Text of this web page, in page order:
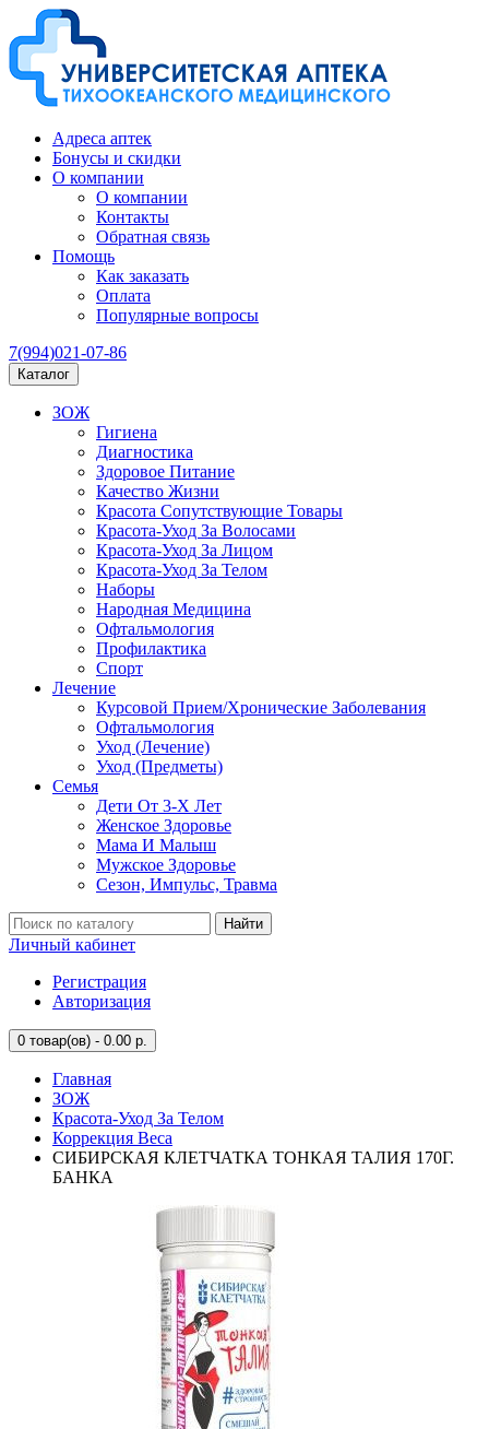
Адреса аптек
Бонусы и скидки
О компании
О компании
Контакты
Обратная связь
Помощь
Как заказать
Оплата
Популярные вопросы
7(994)021-07-86
Каталог
ЗОЖ
Гигиена
Диагностика
Здоровое Питание
Качество Жизни
Красота Сопутствующие Товары
Красота-Уход За Волосами
Красота-Уход За Лицом
Красота-Уход За Телом
Наборы
Народная Медицина
Офтальмология
Профилактика
Спорт
Лечение
Курсовой Прием/Хронические Заболевания
Офтальмология
Уход (Лечение)
Уход (Предметы)
Семья
Дети От 3-Х Лет
Женское Здоровье
Мама И Малыш
Мужское Здоровье
Сезон, Импульс, Травма
Найти
Личный кабинет
Регистрация
Авторизация
0 товар(ов) - 0.00 р.
Главная
ЗОЖ
Красота-Уход За Телом
Коррекция Веса
СИБИРСКАЯ КЛЕТЧАТКА ТОНКАЯ ТАЛИЯ 170Г.
БАНКА